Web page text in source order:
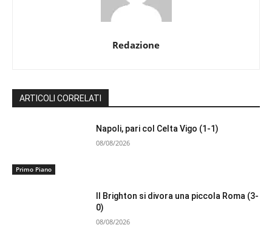
Redazione
ARTICOLI CORRELATI
Primo Piano
Napoli, pari col Celta Vigo (1-1)
08/08/2026
Il Brighton si divora una piccola Roma (3-
0)
08/08/2026